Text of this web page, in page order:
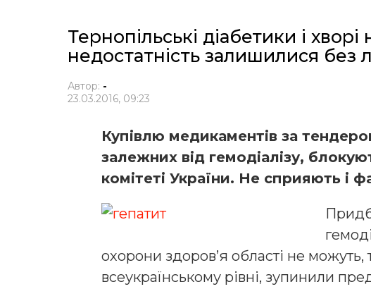
Тернопільські діабетики і
недостатність залишилися без
Автор: -
23.03.2016, 09:23
Купівлю медикаментів за
залежних від гемодіалізу,
комітеті України. Не сприяють і
охорони здоров’я області не можуть,
всеукраїнському рівні, зупинили